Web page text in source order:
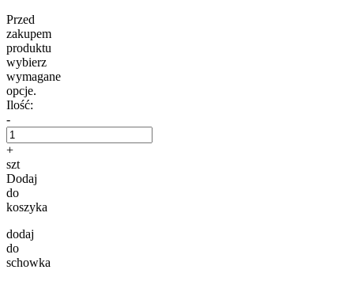
Przed
zakupem
produktu
wybierz
wymagane
opcje.
Ilość:
-
+
szt
Dodaj
do
koszyka
dodaj
do
schowka